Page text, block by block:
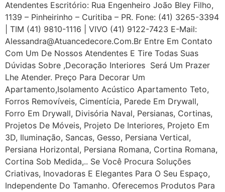
Atendentes Escritório: Rua Engenheiro João Bley Filho,
1139 – Pinheirinho – Curitiba – PR. Fone: (41) 3265-3394
| TIM (41) 9810-1116 | VIVO (41) 9122-7423 E-Mail:
Alessandra@atuancedecore.com.br Entre Em Contato
Com Um De Nossos Atendentes E Tire Todas Suas
Dúvidas Sobre ,Decoração Interiores Será Um Prazer
Lhe Atender. Preço Para Decorar Um
Apartamento,Isolamento Acústico Apartamento Teto,
Forros Removíveis, Cimentícia, Parede Em Drywall,
Forro Em Drywall, Divisória Naval, Persianas, Cortinas,
Projetos De Móveis, Projeto De Interiores, Projeto Em
3D, Iluminação, Sancas, Gesso, Persiana Vertical,
Persiana Horizontal, Persiana Romana, Cortina Romana,
Cortina Sob Medida,.. Se Você Procura Soluções
Criativas, Inovadoras E Elegantes Para O Seu Espaço,
Independente Do Tamanho. Oferecemos Produtos Para